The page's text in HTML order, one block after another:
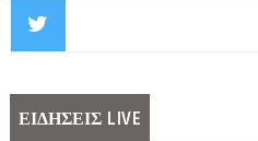
ΕΙΔΗΣΕΙΣ LIVE